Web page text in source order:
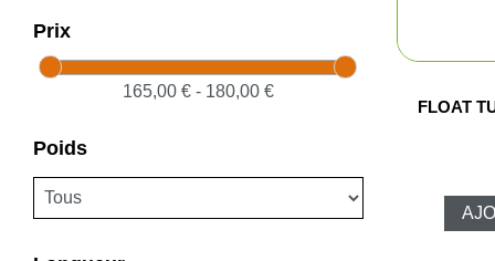
Prix
165,00 € - 180,00 €
Poids
FLOAT